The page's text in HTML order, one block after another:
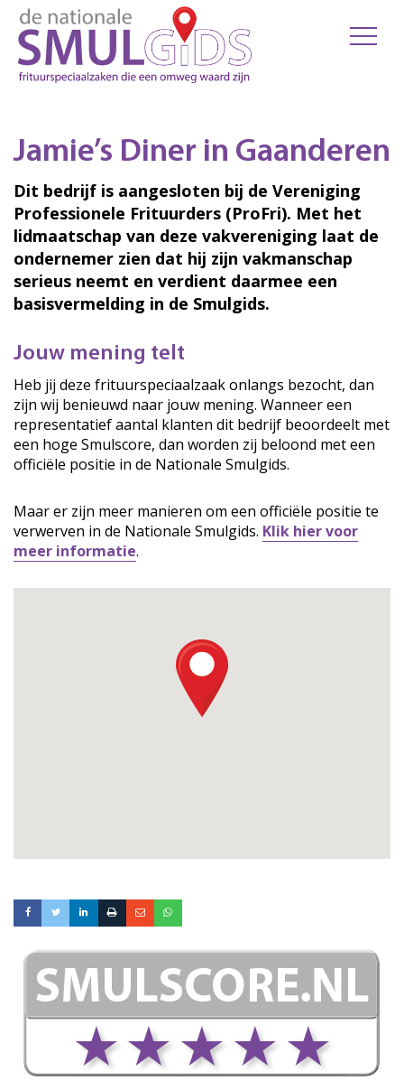
Jamie’s Diner in Gaanderen
Dit bedrijf is aangesloten bij de Vereniging
Professionele Frituurders (ProFri). Met het
lidmaatschap van deze vakvereniging laat de
ondernemer zien dat hij zijn vakmanschap
serieus neemt en verdient daarmee een
basisvermelding in de Smulgids.
Jouw mening telt
Heb jij deze frituurspeciaalzaak onlangs bezocht, dan
zijn wij benieuwd naar jouw mening. Wanneer een
representatief aantal klanten dit bedrijf beoordeelt met
een hoge Smulscore, dan worden zij beloond met een
officiële positie in de Nationale Smulgids.
Maar er zijn meer manieren om een officiële positie te
verwerven in de Nationale Smulgids. Klik hier voor
meer informatie.